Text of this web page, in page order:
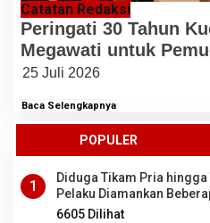
Catatan Redaksi
Peringati 30 Tahun
Megawati untuk
25 Juli 2026
Baca Selengkapnya
POPULER
1
Diduga Tikam Pria
Pelaku Diamankan
Motifnya
6605 Dilihat